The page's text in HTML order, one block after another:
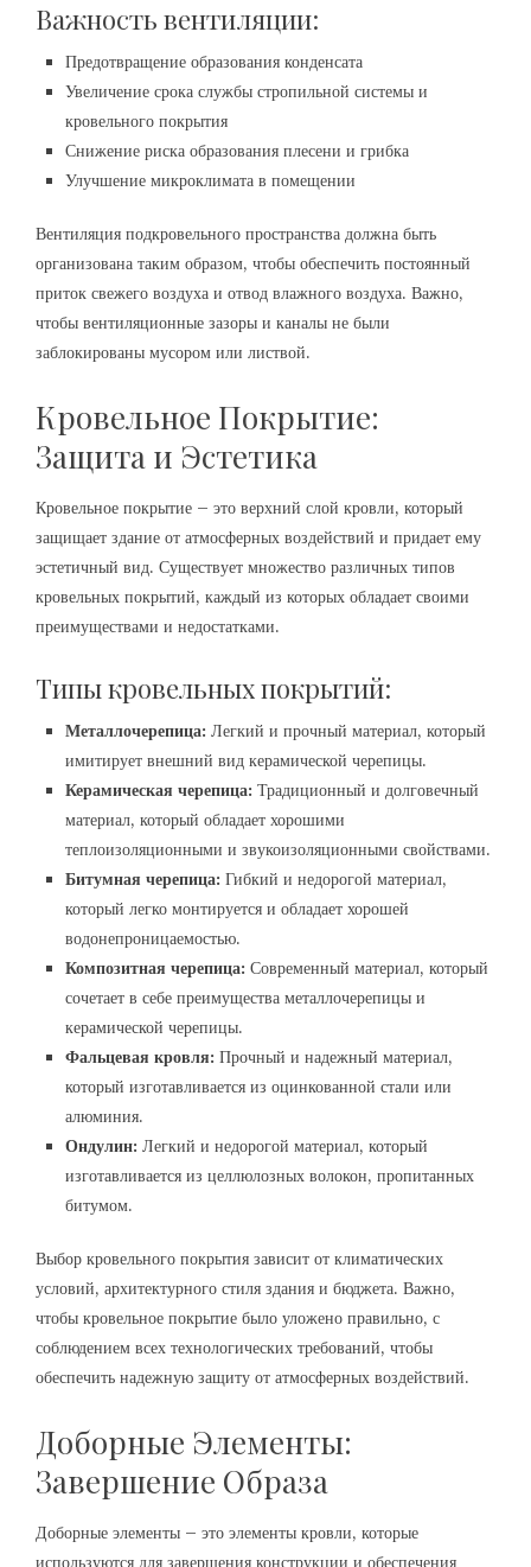
Важность вентиляции:
Предотвращение образования конденсата
Увеличение срока службы стропильной системы и
кровельного покрытия
Снижение риска образования плесени и грибка
Улучшение микроклимата в помещении
Вентиляция подкровельного пространства должна быть
организована таким образом, чтобы обеспечить постоянный
приток свежего воздуха и отвод влажного воздуха. Важно,
чтобы вентиляционные зазоры и каналы не были
заблокированы мусором или листвой.
Кровельное Покрытие:
Защита и Эстетика
Кровельное покрытие – это верхний слой кровли, который
защищает здание от атмосферных воздействий и придает ему
эстетичный вид. Существует множество различных типов
кровельных покрытий, каждый из которых обладает своими
преимуществами и недостатками.
Типы кровельных покрытий:
Металлочерепица: Легкий и прочный материал, который
имитирует внешний вид керамической черепицы.
Керамическая черепица: Традиционный и долговечный
материал, который обладает хорошими
теплоизоляционными и звукоизоляционными свойствами.
Битумная черепица: Гибкий и недорогой материал,
который легко монтируется и обладает хорошей
водонепроницаемостью.
Композитная черепица: Современный материал, который
сочетает в себе преимущества металлочерепицы и
керамической черепицы.
Фальцевая кровля: Прочный и надежный материал,
который изготавливается из оцинкованной стали или
алюминия.
Ондулин: Легкий и недорогой материал, который
изготавливается из целлюлозных волокон, пропитанных
битумом.
Выбор кровельного покрытия зависит от климатических
условий, архитектурного стиля здания и бюджета. Важно,
чтобы кровельное покрытие было уложено правильно, с
соблюдением всех технологических требований, чтобы
обеспечить надежную защиту от атмосферных воздействий.
Доборные Элементы:
Завершение Образа
Доборные элементы – это элементы кровли, которые
используются для завершения конструкции и обеспечения